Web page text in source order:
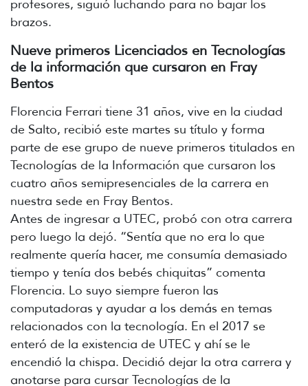
profesores, siguió luchando para no bajar los
brazos.
Nueve primeros Licenciados en Tecnologías
de la información que cursaron en Fray
Bentos
Florencia Ferrari tiene 31 años, vive en la ciudad
de Salto, recibió este martes su título y forma
parte de ese grupo de nueve primeros titulados en
Tecnologías de la Información que cursaron los
cuatro años semipresenciales de la carrera en
nuestra sede en Fray Bentos.
Antes de ingresar a UTEC, probó con otra carrera
pero luego la dejó. “Sentía que no era lo que
realmente quería hacer, me consumía demasiado
tiempo y tenía dos bebés chiquitas” comenta
Florencia. Lo suyo siempre fueron las
computadoras y ayudar a los demás en temas
relacionados con la tecnología. En el 2017 se
enteró de la existencia de UTEC y ahí se le
encendió la chispa. Decidió dejar la otra carrera y
anotarse para cursar Tecnologías de la